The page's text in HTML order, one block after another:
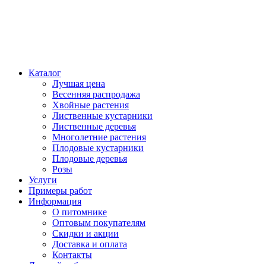
Каталог
Лучшая цена
Весенняя распродажа
Хвойные растения
Лиственные кустарники
Лиственные деревья
Многолетние растения
Плодовые кустарники
Плодовые деревья
Розы
Услуги
Примеры работ
Информация
О питомнике
Оптовым покупателям
Скидки и акции
Доставка и оплата
Контакты